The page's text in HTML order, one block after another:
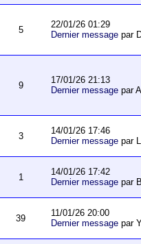
5
22/01/26 01:29
Dernier messagepar
9
17/01/26 21:13
Dernier messagepar
3
14/01/26 17:46
Dernier messagepar
1
14/01/26 17:42
Dernier messagepar
39
11/01/26 20:00
Dernier messagepar